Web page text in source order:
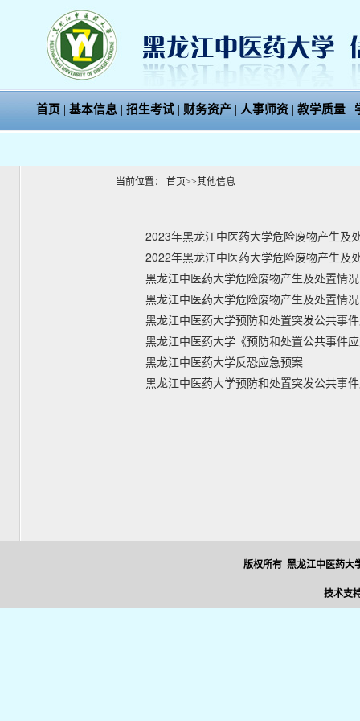
首页 | 基本信息 | 招生考试 | 财务资产 | 人事师资 | 教学质量 |
当前位置： 首页>>其他信息
2023年黑龙江中医药大学危险废物产生及
2022年黑龙江中医药大学危险废物产生及
黑龙江中医药大学危险废物产生及处置情
黑龙江中医药大学危险废物产生及处置情
黑龙江中医药大学预防和处置突发公共事
黑龙江中医药大学《预防和处置公共事件
黑龙江中医药大学反恐应急预案
黑龙江中医药大学预防和处置突发公共事
版权所有 黑龙江中医药大
技术支